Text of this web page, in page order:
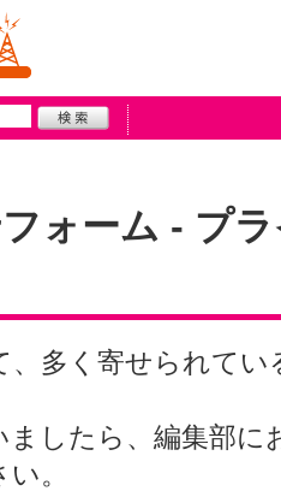
ォーム - プ
、多く寄せられてい
ましたら、編集部
。